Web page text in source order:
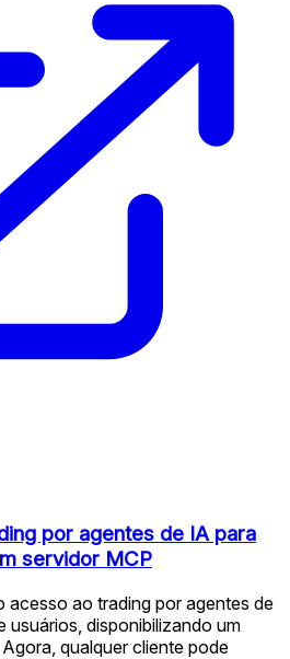
por agentes de IA para
servidor MCP
acesso ao trading por agentes de
usuários, disponibilizando um
qualquer cliente pode